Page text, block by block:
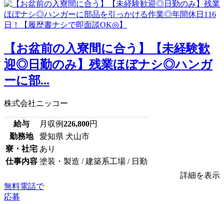
【お盆前の入寮間に合う】【未経験歓
迎◎日勤のみ】残業ほぼナシ◎ハンガ
ーに部...
株式会社ニッコー
給与 月収例226,800円
勤務地
愛知県 犬山市
寮・社宅 あり
仕事内容 塗装・製造 / 建築系工場 / 日勤
詳細を表示
無料電話で
応募